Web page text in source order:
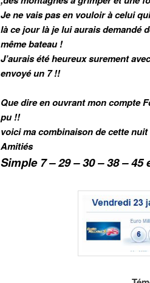
Je ne vais pas en vouloir à celui
là ce jour là je lui aurais demandé
même bateau !
J’aurais été heureux surement
envoyé un 7 !!
Que dire en ouvrant mon compte
pu !!
voici ma combinaison de cette nuit
Amitiés
Simple 7 – 29 – 30 – 38 – 45